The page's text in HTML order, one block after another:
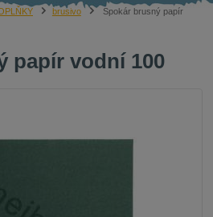
brusivo
Spokár brusný papír
papír vodní 100